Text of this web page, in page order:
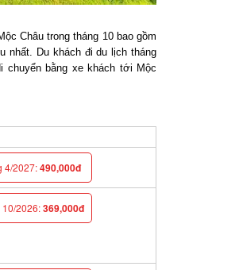
Châu trong tháng 10 bao gồm
Du khách đi du lịch tháng
bằng xe khách tới Mộc
4/2027:490,000đ
2026:369,000đ